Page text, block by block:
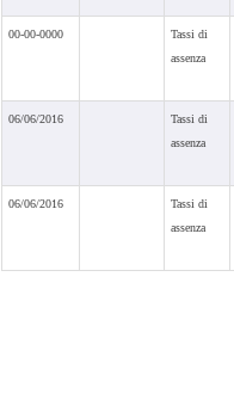
00-00-0000
Tassi di
assenza
06/06/2016
Tassi di
assenza
06/06/2016
Tassi di
assenza